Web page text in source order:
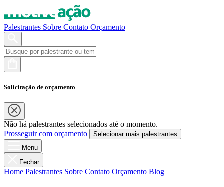
Palestrantes Sobre Contato Orçamento
Solicitação de orçamento
Não há palestrantes selecionados até o momento.
Prosseguir com orçamento
Selecionar mais palestrantes
Menu
Fechar
Home Palestrantes Sobre Contato Orçamento Blog